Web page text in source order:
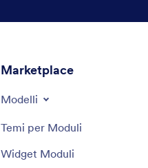
Marketplace
Modelli
Temi per Moduli
Widget Moduli